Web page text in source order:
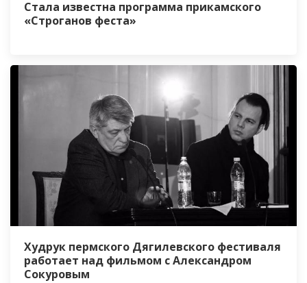
Стала известна программа прикамского
«Строганов феста»
Худрук пермского Дягилевского фестиваля
работает над фильмом с Александром
Сокуровым